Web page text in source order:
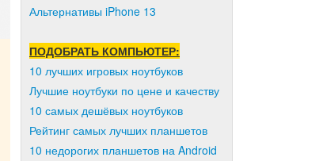
Альтернативы iPhone 13
ПОДОБРАТЬ КОМПЬЮТЕР:
10 лучших игровых ноутбуков
Лучшие ноутбуки по цене и качеству
10 самых дешёвых ноутбуков
Рейтинг самых лучших планшетов
10 недорогих планшетов на Android